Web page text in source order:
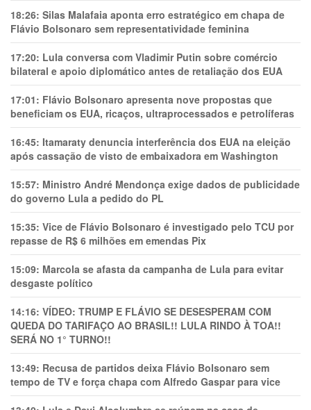
18:26: Silas Malafaia aponta erro estratégico em chapa de
Flávio Bolsonaro sem representatividade feminina
17:20: Lula conversa com Vladimir Putin sobre comércio
bilateral e apoio diplomático antes de retaliação dos EUA
17:01: Flávio Bolsonaro apresenta nove propostas que
beneficiam os EUA, ricaços, ultraprocessados e petrolíferas
16:45: Itamaraty denuncia interferência dos EUA na eleição
após cassação de visto de embaixadora em Washington
15:57: Ministro André Mendonça exige dados de publicidade
do governo Lula a pedido do PL
15:35: Vice de Flávio Bolsonaro é investigado pelo TCU por
repasse de R$ 6 milhões em emendas Pix
15:09: Marcola se afasta da campanha de Lula para evitar
desgaste político
14:16: VÍDEO: TRUMP E FLÁVIO SE DESESPERAM COM
QUEDA DO TARIFAÇO AO BRASIL!! LULA RINDO À TOA!!
SERÁ NO 1° TURNO!!
13:49: Recusa de partidos deixa Flávio Bolsonaro sem
tempo de TV e força chapa com Alfredo Gaspar para vice